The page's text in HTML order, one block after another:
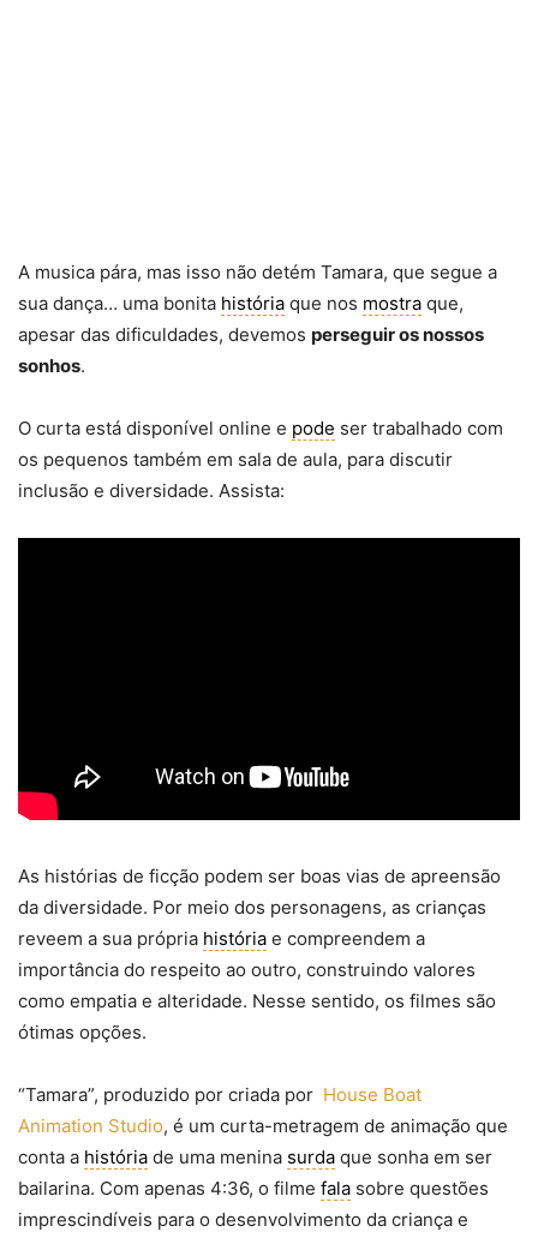
A musica pára, mas isso não detém Tamara, que segue a
sua dança… uma bonita história que nos mostra que,
apesar das dificuldades, devemos perseguir os nossos
sonhos.
O curta está disponível online e pode ser trabalhado com
os pequenos também em sala de aula, para discutir
inclusão e diversidade. Assista:
As histórias de ficção podem ser boas vias de apreensão
da diversidade. Por meio dos personagens, as crianças
reveem a sua própria história e compreendem a
importância do respeito ao outro, construindo valores
como empatia e alteridade. Nesse sentido, os filmes são
ótimas opções.
“Tamara”, produzido por criada por House Boat
Animation Studio, é um curta-metragem de animação que
conta a história de uma menina surda que sonha em ser
bailarina. Com apenas 4:36, o filme fala sobre questões
imprescindíveis para o desenvolvimento da criança e